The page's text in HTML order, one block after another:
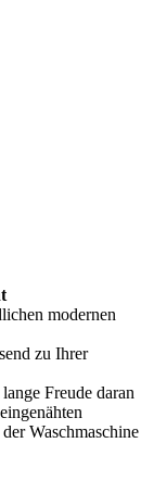
modernen
zu Ihrer
Freude daran
Waschmaschine